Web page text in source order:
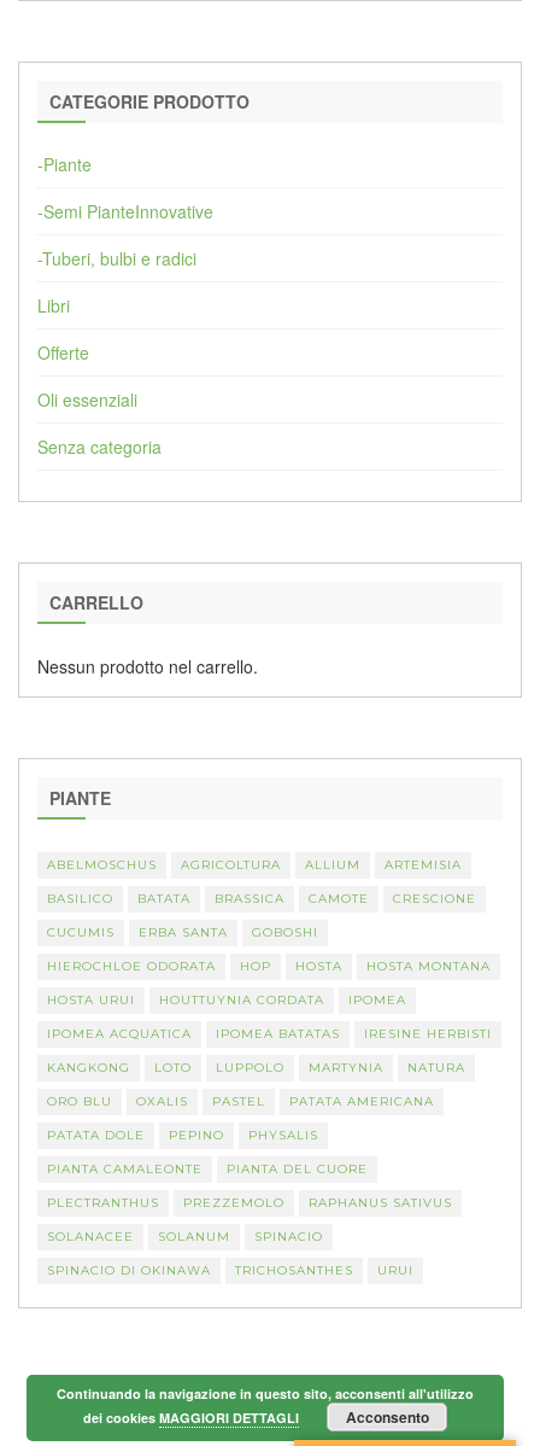
CATEGORIE PRODOTTO
-Piante
-Semi PianteInnovative
-Tuberi, bulbi e radici
Libri
Offerte
Oli essenziali
Senza categoria
CARRELLO
Nessun prodotto nel carrello.
PIANTE
ABELMOSCHUS AGRICOLTURA ALLIUM ARTEMISIA
BASILICO BATATA BRASSICA CAMOTE CRESCIONE
CUCUMIS ERBA SANTA GOBOSHI
HIEROCHLOE ODORATA HOP HOSTA HOSTA MONTANA
HOSTA URUI HOUTTUYNIA CORDATA IPOMEA
IPOMEA ACQUATICA IPOMEA BATATAS IRESINE HERBISTI
KANGKONG LOTO LUPPOLO MARTYNIA NATURA
ORO BLU OXALIS PASTEL PATATA AMERICANA
PATATA DOLE PEPINO PHYSALIS
PIANTA CAMALEONTE PIANTA DEL CUORE
PLECTRANTHUS PREZZEMOLO RAPHANUS SATIVUS
SOLANACEE SOLANUM SPINACIO
SPINACIO DI OKINAWA TRICHOSANTHES URUI
Continuando la navigazione in questo sito, acconsenti all'utilizzo
dei cookiesMAGGIORI DETTAGLI Acconsento